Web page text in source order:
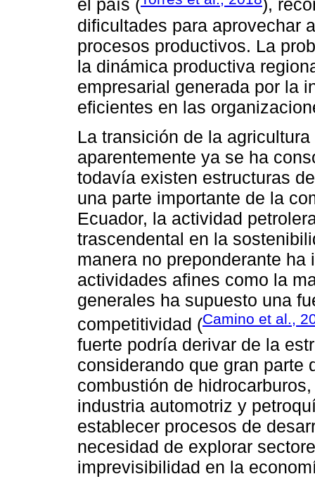
el país (
),
dificultades para aprovechar
procesos productivos. La
la dinámica productiva
empresarial generada por la
eficientes en las
La transición de la
aparentemente ya se ha
todavía existen estructuras
una parte importante de la
Ecuador, la actividad
trascendental en la
manera no preponderante
actividades afines como la
generales ha supuesto una
competitividad (Camino et al.,
fuerte podría derivar de la
considerando que gran parte
combustión de
industria automotriz y
establecer procesos de
necesidad de explorar
imprevisibilidad en la